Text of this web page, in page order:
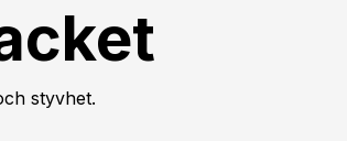
styvhet.